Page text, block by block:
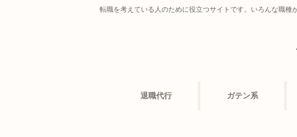
転職を考えている人のために役立つサイトです。いろんな職種
退職代行 ガテン系